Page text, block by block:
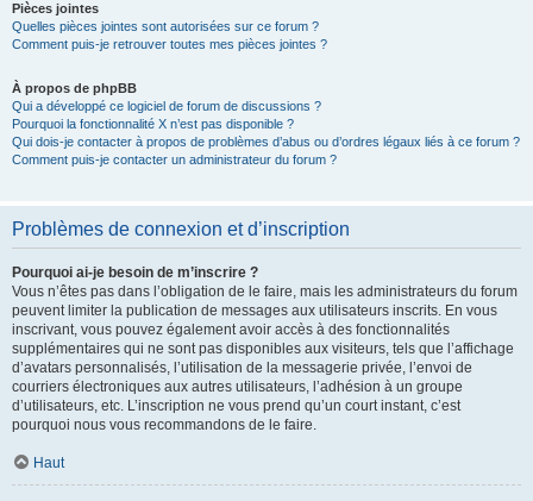
Pièces jointes
Quelles pièces jointes sont autorisées sur ce forum ?
Comment puis-je retrouver toutes mes pièces jointes ?
À propos de phpBB
Qui a développé ce logiciel de forum de discussions ?
Pourquoi la fonctionnalité X n’est pas disponible ?
Qui dois-je contacter à propos de problèmes d’abus ou d’ordres légaux liés à ce forum ?
Comment puis-je contacter un administrateur du forum ?
Problèmes de connexion et d’inscription
Pourquoi ai-je besoin de m’inscrire ?
Vous n’êtes pas dans l’obligation de le faire, mais les administrateurs du forum
peuvent limiter la publication de messages aux utilisateurs inscrits. En vous
inscrivant, vous pouvez également avoir accès à des fonctionnalités
supplémentaires qui ne sont pas disponibles aux visiteurs, tels que l’affichage
d’avatars personnalisés, l’utilisation de la messagerie privée, l’envoi de
courriers électroniques aux autres utilisateurs, l’adhésion à un groupe
d’utilisateurs, etc. L’inscription ne vous prend qu’un court instant, c’est
pourquoi nous vous recommandons de le faire.
Haut